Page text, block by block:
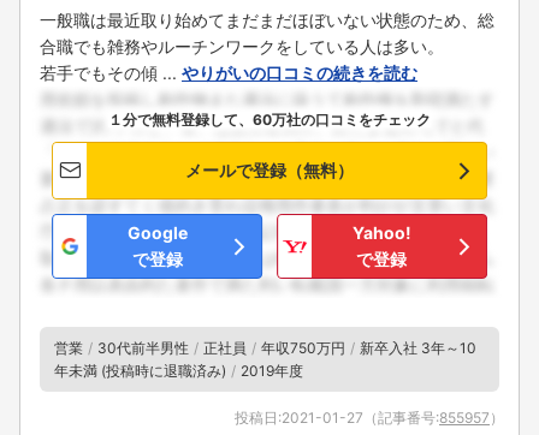
一般職は最近取り始めてまだまだほぼいない状態のため、総
合職でも雑務やルーチンワークをしている人は多い。
若手でもその傾 ... やりがいの口コミの続きを読む
１分で無料登録して、60万社の口コミをチェック
メールで登録（無料）
Google
で登録
Yahoo!
で登録
営業 30代前半男性 正社員 年収750万円
新卒入社 3年～10
年未満 (投稿時に退職済み)
2019年度
投稿日:2021-01-27 （記事番号:855957 ）